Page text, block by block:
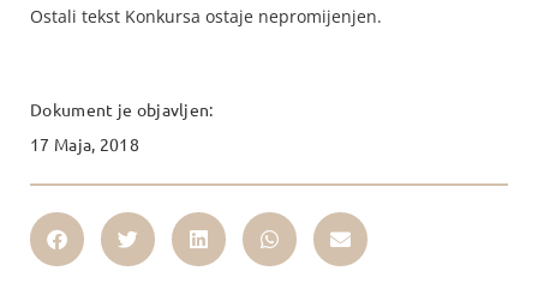
Ostali tekst Konkursa ostaje nepromijenjen.
Dokument je objavljen:
17 Maja, 2018